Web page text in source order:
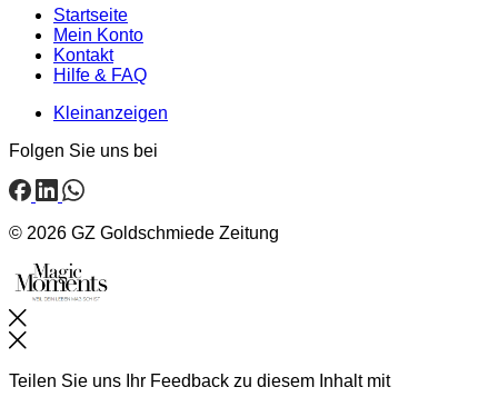
Startseite
Mein Konto
Kontakt
Hilfe & FAQ
Kleinanzeigen
Folgen Sie uns bei
© 2026 GZ Goldschmiede Zeitung
Schließen
Teilen Sie uns Ihr Feedback zu diesem Inhalt mit